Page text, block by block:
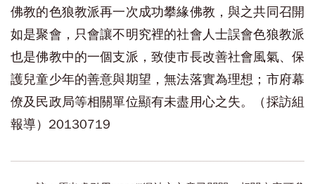
佛教的色狼教派再一次成功攀緣佛教，與之共同召開
如是聚會，只會讓不明究裡的社會人士誤會色狼教派
也是佛教中的一個支派，致使市長改善社會風氣、保
護兒童少年的善意與期望，無法落實為理想；市府幕
僚及民政局等相關單位顯有未盡用心之失。（採訪組
報導）20130719